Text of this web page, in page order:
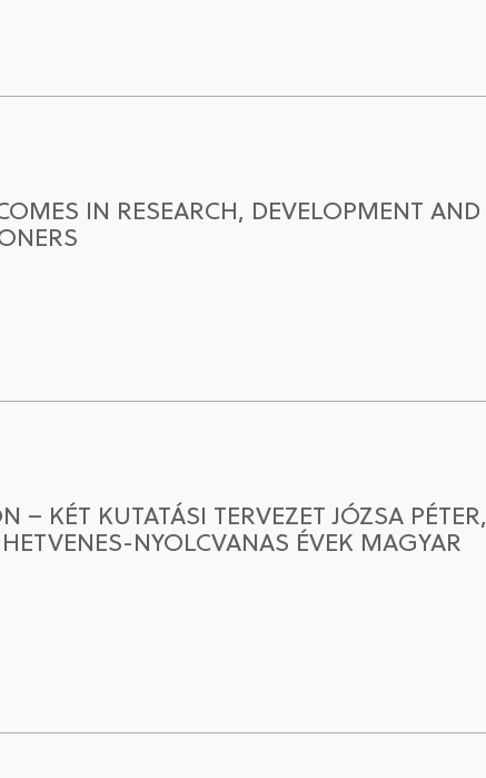
IN RESEARCH, DEVELOPMENT AND
KÉT KUTATÁSI TERVEZET JÓZSA PÉTER,
NYOLCVANAS ÉVEK MAGYAR